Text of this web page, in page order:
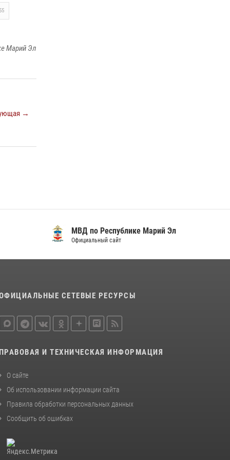
Марий Эл
→
МВД по Республике Марий Эл
Официальный сайт
СЕТЕВЫЕ РЕСУРСЫ
ПРАВОВАЯ И ТЕХНИЧЕСКАЯ ИНФОРМАЦИЯ
О сайте
Об использовании информации сайта
Правила обработки персональных данных
Сообщить об ошибках